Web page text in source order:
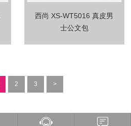
西尚 XS-WT5016 真皮男
士公文包
2 3 >